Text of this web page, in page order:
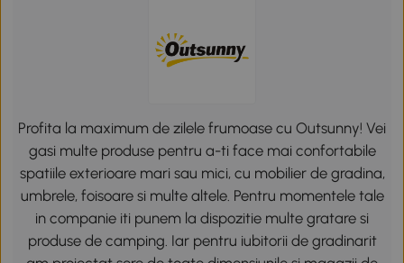
Profita la maximum de zilele frumoase cu Outsunny! Vei
gasi multe produse pentru a-ti face mai confortabile
spatiile exterioare mari sau mici, cu mobilier de gradina,
umbrele, foisoare si multe altele. Pentru momentele tale
in companie iti punem la dispozitie multe gratare si
produse de camping. Iar pentru iubitorii de gradinarit